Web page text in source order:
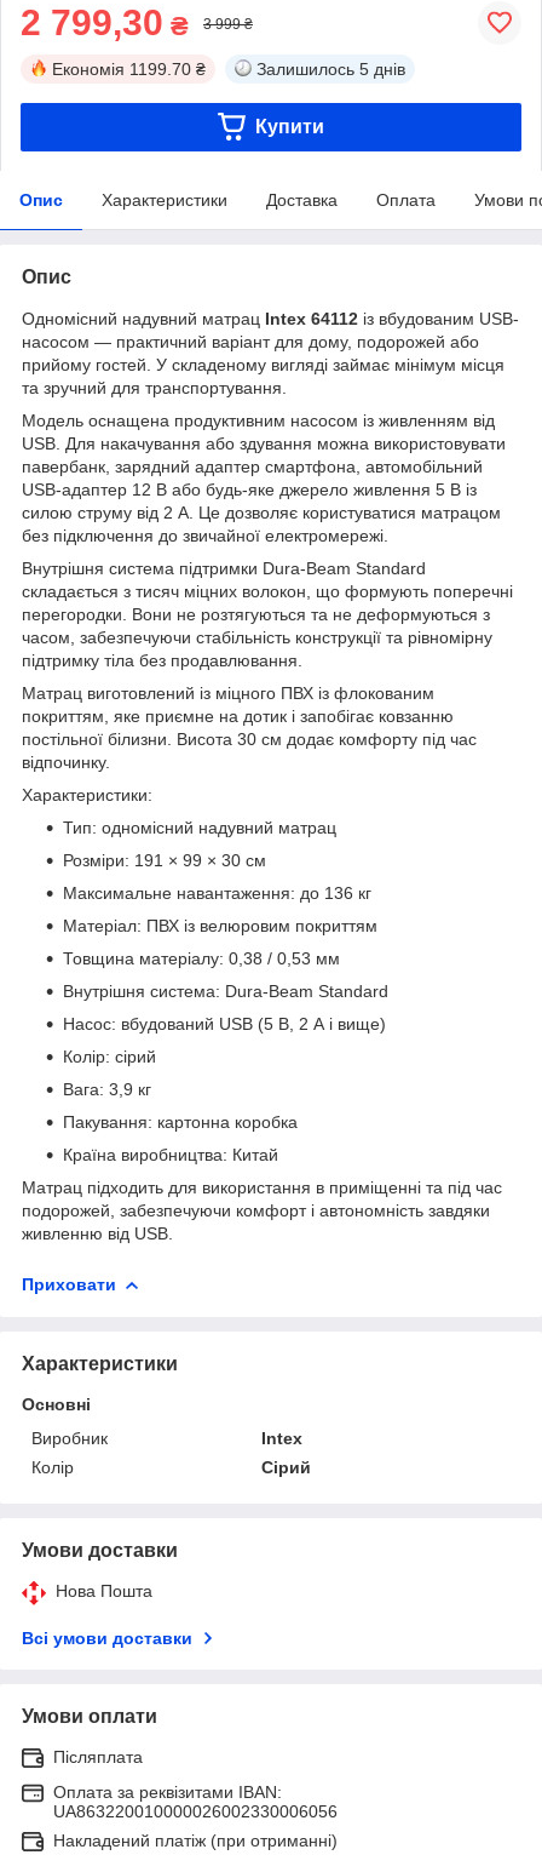
2 799,30 ₴ 3 999 ₴
Економія 1199.70 ₴ Залишилось 5 днів
Купити
Опис Характеристики Доставка Оплата Умови
Опис
Одномісний надувний матрац Intex 64112 із вбудованим USB-
насосом — практичний варіант для дому, подорожей або
прийому гостей. У складеному вигляді займає мінімум місця
та зручний для транспортування.
Модель оснащена продуктивним насосом із живленням від
USB. Для накачування або здування можна використовувати
павербанк, зарядний адаптер смартфона, автомобільний
USB-адаптер 12 В або будь-яке джерело живлення 5 В із
силою струму від 2 А. Це дозволяє користуватися матрацом
без підключення до звичайної електромережі.
Внутрішня система підтримки Dura-Beam Standard
складається з тисяч міцних волокон, що формують поперечні
перегородки. Вони не розтягуються та не деформуються з
часом, забезпечуючи стабільність конструкції та рівномірну
підтримку тіла без продавлювання.
Матрац виготовлений із міцного ПВХ із флокованим
покриттям, яке приємне на дотик і запобігає ковзанню
постільної білизни. Висота 30 см додає комфорту під час
відпочинку.
Характеристики:
Тип: одномісний надувний матрац
Розміри: 191 × 99 × 30 см
Максимальне навантаження: до 136 кг
Матеріал: ПВХ із велюровим покриттям
Товщина матеріалу: 0,38 / 0,53 мм
Внутрішня система: Dura-Beam Standard
Насос: вбудований USB (5 В, 2 А і вище)
Колір: сірий
Вага: 3,9 кг
Пакування: картонна коробка
Країна виробництва: Китай
Матрац підходить для використання в приміщенні та під час
подорожей, забезпечуючи комфорт і автономність завдяки
живленню від USB.
Приховати
Характеристики
Основні
Виробник
Intex
Колір
Сірий
Умови доставки
Нова Пошта
Всі умови доставки
Умови оплати
Післяплата
Оплата за реквізитами IBAN:
UA863220010000026002330006056
Накладений платіж (при отриманні)